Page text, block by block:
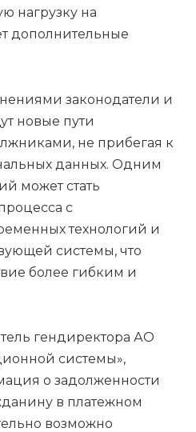
нагрузку на
дополнительные
законодатели и
новые пути
не прибегая к
данных. Одним
может стать
с
технологий и
системы, что
более гибким и
гендиректора АО
системы»,
о задолженности
в платежном
возможно